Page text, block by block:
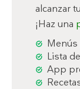
alcanzar
¡Haz una
Lista
App